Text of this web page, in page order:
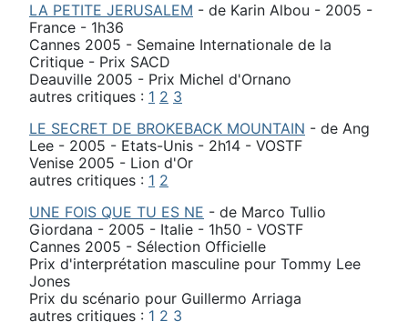
LA PETITE JERUSALEM - de Karin Albou - 2005 -
France - 1h36
Cannes 2005 - Semaine Internationale de la
Critique - Prix SACD
Deauville 2005 - Prix Michel d'Ornano
autres critiques : 1 2 3
LE SECRET DE BROKEBACK MOUNTAIN - de Ang
Lee - 2005 - Etats-Unis - 2h14 - VOSTF
Venise 2005 - Lion d'Or
autres critiques : 1 2
UNE FOIS QUE TU ES NE - de Marco Tullio
Giordana - 2005 - Italie - 1h50 - VOSTF
Cannes 2005 - Sélection Officielle
Prix d'interprétation masculine pour Tommy Lee
Jones
Prix du scénario pour Guillermo Arriaga
autres critiques : 1 2 3